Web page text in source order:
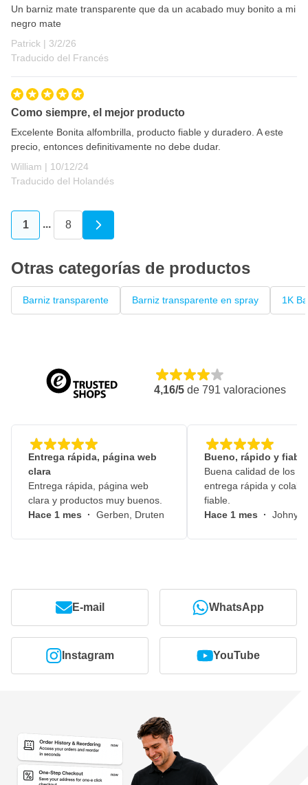
Secado al polvo: después de +- 10 min a 20°C
Un barniz mate transparente que da un acabado muy bonito a mi
negro mate
Patrick | 3 de febrero de 2026
3/2/26
Traducido del Francés
Como siempre, el mejor producto
Excelente Bonita alfombrilla, producto fiable y duradero. A este
precio, entonces definitivamente no debe dudar.
William | 10 de diciembre de 2024
10/12/24
Traducido del Holandés
Actualmente estás leyendo página
1 ... Página
8
Otras categorías de productos
Barniz transparente Barniz transparente en spray 1K
4,16/5 de 791 valoraciones
Entrega rápida, página web
clara
Entrega rápida, página web
clara y productos muy buenos.
Hace 1 mes · Gerben, Druten
Bueno, rápido y fiable
Buena calidad de los
entrega rápida y
fiable.
Hace 1 mes · Johny,
E-mail WhatsApp
Instagram YouTube